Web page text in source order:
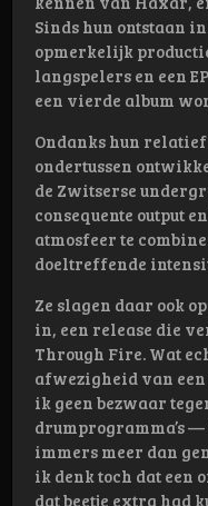
Sinds hun ontstaan
opmerkelijk
langspelers en een
een vierde album
Ondanks hun
ondertussen
de Zwitserse
consequente output
atmosfeer te
doeltreffende
Ze slagen daar ook
in, een release die
Through Fire. Wat
afwezigheid van
ik geen bezwaar
drumprogramma’s
immers meer dan
ik denk toch dat een
dat beetje extra had